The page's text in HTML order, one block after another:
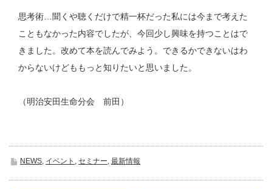
思考術…聞くや聴くだけで精一杯だった私には今まで考えた
こともなかった内容でしたが、今回少し興味を持つことはで
きました。改めて本を読んでみよう。できるかできないはわ
からないけどももっと知りたいと思いました。
（明治安田生命分会 前田）
NEWS, イベント , セミナー, 最新情報